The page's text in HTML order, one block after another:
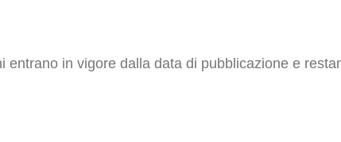
entrano in vigore dalla data di pubblicazione e